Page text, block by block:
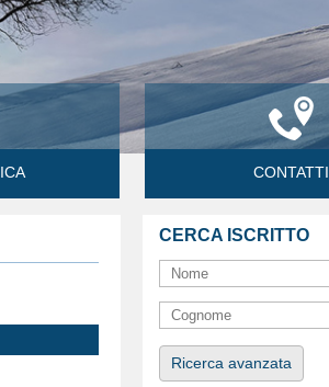
CONTATTI
CERCA ISCRITTO
Ricerca avanzata